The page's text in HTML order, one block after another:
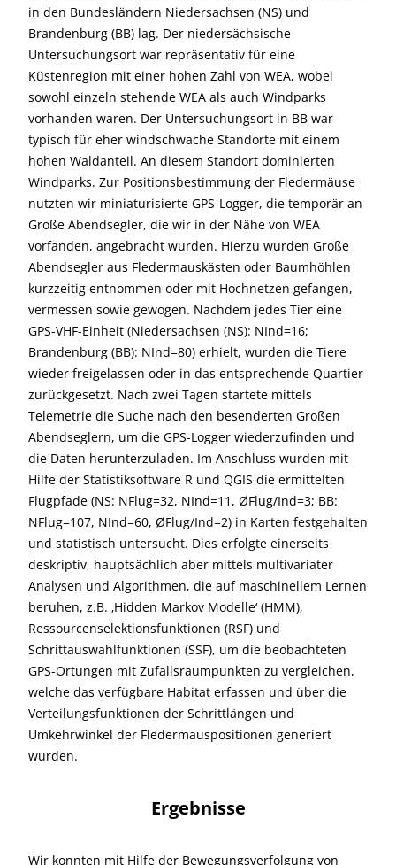
in den Bundesländern Niedersachsen (NS) und
Brandenburg (BB) lag. Der niedersächsische
Untersuchungsort war repräsentativ für eine
Küstenregion mit einer hohen Zahl von WEA, wobei
sowohl einzeln stehende WEA als auch Windparks
vorhanden waren. Der Untersuchungsort in BB war
typisch für eher windschwache Standorte mit einem
hohen Waldanteil. An diesem Standort dominierten
Windparks. Zur Positionsbestimmung der Fledermäuse
nutzten wir miniaturisierte GPS-Logger, die temporär an
Große Abendsegler, die wir in der Nähe von WEA
vorfanden, angebracht wurden. Hierzu wurden Große
Abendsegler aus Fledermauskästen oder Baumhöhlen
kurzzeitig entnommen oder mit Hochnetzen gefangen,
vermessen sowie gewogen. Nachdem jedes Tier eine
GPS-VHF-Einheit (Niedersachsen (NS): NInd=16;
Brandenburg (BB): NInd=80) erhielt, wurden die Tiere
wieder freigelassen oder in das entsprechende Quartier
zurückgesetzt. Nach zwei Tagen startete mittels
Telemetrie die Suche nach den besenderten Großen
Abendseglern, um die GPS-Logger wiederzufinden und
die Daten herunterzuladen. Im Anschluss wurden mit
Hilfe der Statistiksoftware R und QGIS die ermittelten
Flugpfade (NS: NFlug=32, NInd=11, ØFlug/Ind=3; BB:
NFlug=107, NInd=60, ØFlug/Ind=2) in Karten festgehalten
und statistisch untersucht. Dies erfolgte einerseits
deskriptiv, hauptsächlich aber mittels multivariater
Analysen und Algorithmen, die auf maschinellem Lernen
beruhen, z.B. ‚Hidden Markov Modelle‘ (HMM),
Ressourcenselektionsfunktionen (RSF) und
Schrittauswahlfunktionen (SSF), um die beobachteten
GPS-Ortungen mit Zufallsraumpunkten zu vergleichen,
welche das verfügbare Habitat erfassen und über die
Verteilungsfunktionen der Schrittlängen und
Umkehrwinkel der Fledermauspositionen generiert
wurden.
Ergebnisse
Wir konnten mit Hilfe der Bewegungsverfolgung von